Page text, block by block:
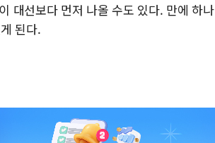
대선보다 먼저 나올 수도 있다. 만에 하나
된다.